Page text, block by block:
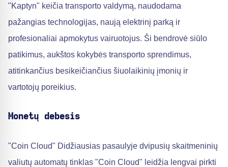
"Kaptyn" keičia transporto valdymą, naudodama
pažangias technologijas, naują elektrinį parką ir
profesionaliai apmokytus vairuotojus. Ši bendrovė siūlo
patikimus, aukštos kokybės transporto sprendimus,
atitinkančius besikeičiančius šiuolaikinių įmonių ir
vartotojų poreikius.
Monetų debesis
"Coin Cloud" Didžiausias pasaulyje dvipusių skaitmeninių
valiutų automatų tinklas "Coin Cloud" leidžia lengvai pirkti